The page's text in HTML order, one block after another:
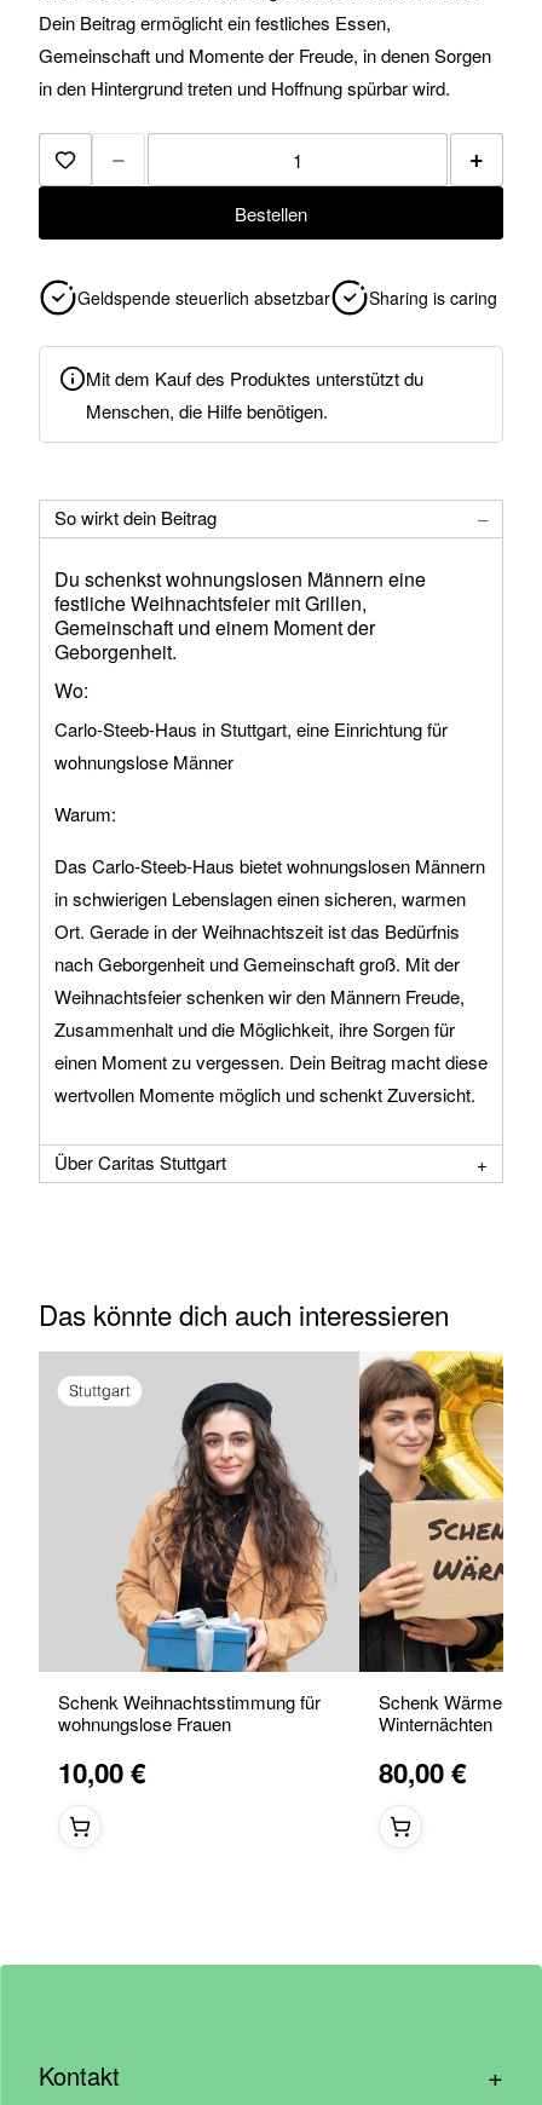
Dein Beitrag ermöglicht ein festliches Essen,
Gemeinschaft und Momente der Freude, in denen Sorgen
in den Hintergrund treten und Hoffnung spürbar wird.
Zur Merkliste hinzufügen
− +
Bestellen
Geldspende steuerlich absetzbar Sharing is caring
Mit dem Kauf des Produktes unterstützt du
Menschen, die Hilfe benötigen.
So wirkt dein Beitrag
Du schenkst wohnungslosen Männern eine
festliche Weihnachtsfeier mit Grillen,
Gemeinschaft und einem Moment der
Geborgenheit.
Wo:
Carlo-Steeb-Haus in Stuttgart, eine Einrichtung für
wohnungslose Männer
Warum:
Das Carlo-Steeb-Haus bietet wohnungslosen Männern
in schwierigen Lebenslagen einen sicheren, warmen
Ort. Gerade in der Weihnachtszeit ist das Bedürfnis
nach Geborgenheit und Gemeinschaft groß. Mit der
Weihnachtsfeier schenken wir den Männern Freude,
Zusammenhalt und die Möglichkeit, ihre Sorgen für
einen Moment zu vergessen. Dein Beitrag macht diese
wertvollen Momente möglich und schenkt Zuversicht.
Über Caritas Stuttgart
Das könnte dich auch interessieren
Schenk Weihnachtsstimmung für
wohnungslose Frauen
10,00 €
Schenk Wärme in
Winternächten
80,00 €
Kontakt +